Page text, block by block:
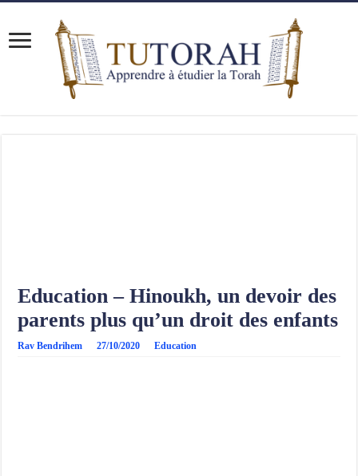
Education – Hinoukh, un devoir des
parents plus qu’un droit des enfants
Rav Bendrihem 27/10/2020 Education